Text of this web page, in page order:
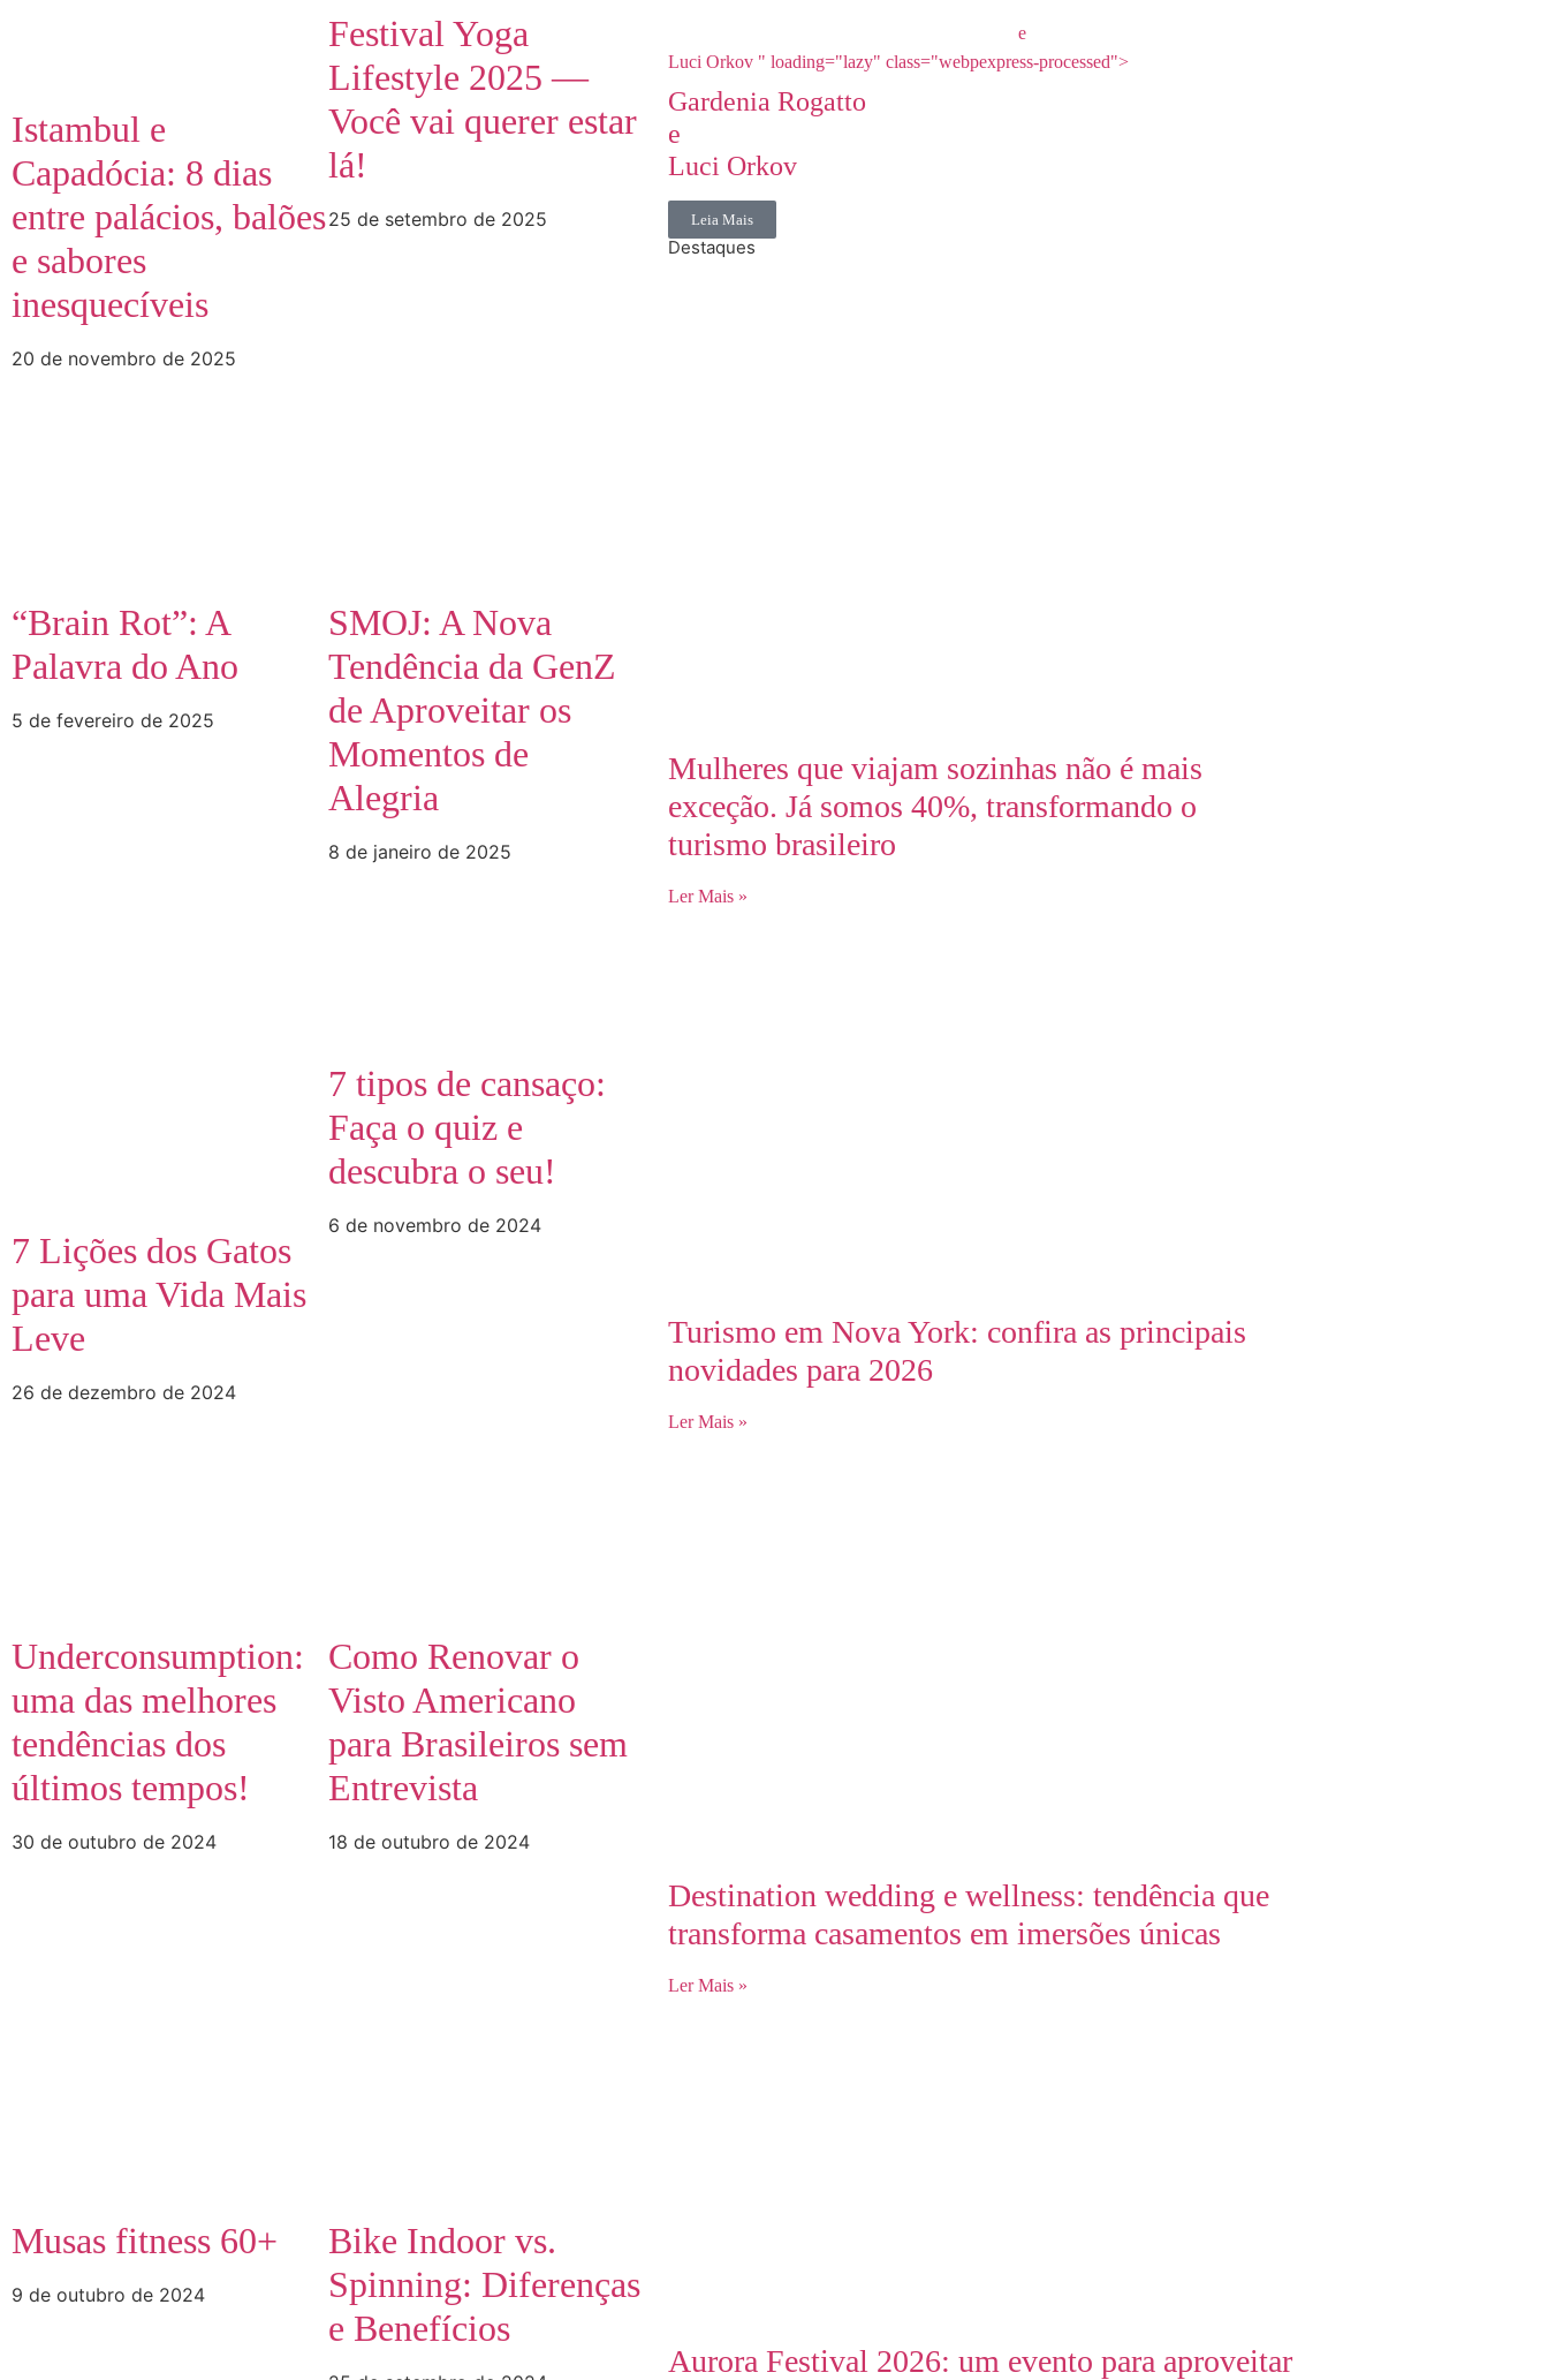
Istambul e
Capadócia: 8 dias
entre palácios, balões
e sabores
inesquecíveis
20 de novembro de 2025
Festival Yoga
Lifestyle 2025 —
Você vai querer estar
lá!
25 de setembro de 2025
“Brain Rot”: A
Palavra do Ano
5 de fevereiro de 2025
SMOJ: A Nova
Tendência da GenZ
de Aproveitar os
Momentos de
Alegria
8 de janeiro de 2025
7 Lições dos Gatos
para uma Vida Mais
Leve
26 de dezembro de 2024
7 tipos de cansaço:
Faça o quiz e
descubra o seu!
6 de novembro de 2024
Underconsumption:
uma das melhores
tendências dos
últimos tempos!
30 de outubro de 2024
Como Renovar o
Visto Americano
para Brasileiros sem
Entrevista
18 de outubro de 2024
Musas fitness 60+
9 de outubro de 2024
Bike Indoor vs.
Spinning: Diferenças
e Benefícios
e
Luci Orkov " loading="lazy" class="webpexpress-processed">
Gardenia Rogatto
e
Luci Orkov
Leia Mais
Destaques
Mulheres que viajam sozinhas não é mais
exceção. Já somos 40%, transformando o
turismo brasileiro
Ler Mais »
Turismo em Nova York: confira as principais
novidades para 2026
Ler Mais »
Destination wedding e wellness: tendência que
transforma casamentos em imersões únicas
Ler Mais »
Aurora Festival 2026: um evento para aproveitar